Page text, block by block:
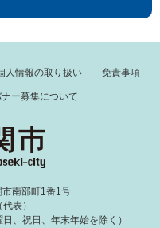
人情報の取り扱い 免責事項
ー募集について
南部町1番1号
表）
、祝日、年末年始を除く）